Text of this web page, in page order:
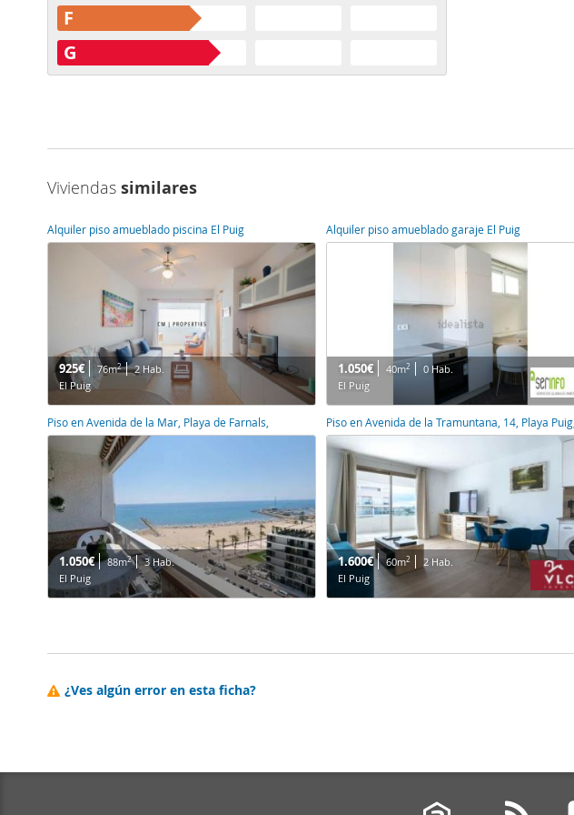
F
G
Viviendas similares
Alquiler piso amueblado piscina El Puig
925€ 76m2
2 Hab.
El Puig
Alquiler piso amueblado garaje El Puig
1.050€ 40m2
0 Hab.
El Puig
Piso en Avenida de la Mar, Playa de Farnals,
1.050€ 88m2
3 Hab.
El Puig
Piso en Avenida de la Tramuntana, 14, Playa Puig,
1.600€ 60m2
2 Hab.
El Puig
¿Ves algún error en esta ficha?